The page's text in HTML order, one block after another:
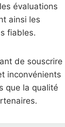
évaluations
ainsi les
fiables.
de souscrire
inconvénients
que la qualité